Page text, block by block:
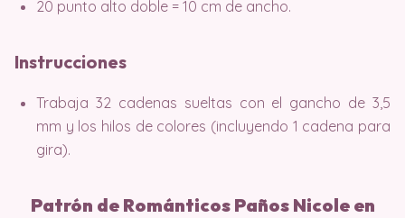
20 punto alto doble = 10 cm de ancho.
Instrucciones
Trabaja 32 cadenas sueltas con el gancho de 3,5
mm y los hilos de colores (incluyendo 1 cadena para
gira).
Patrón de Románticos Paños Nicole en